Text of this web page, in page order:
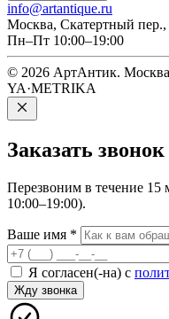
info@artantique.ru
Москва, Скатертный пер.,
Пн–Пт 10:00–19:00
© 2026 АртАнтик.
YA·METRIKA
Заказать звонок
Перезвоним в течение
10:00–19:00).
Ваше имя *
Я согласен(-на) с
Жду звонка